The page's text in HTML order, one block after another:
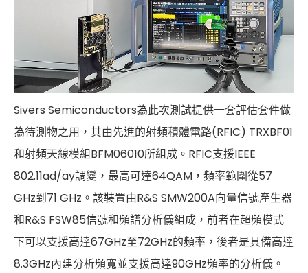
Sivers Semiconductors為此次測試提供一套評估套件做
為待測物之用，其由先進的射頻積體電路(RFIC) TRXBF01
和射頻天線模組BFM06010所組成。RFIC支援IEEE
802.11ad/ay調變，最高可達64QAM，頻率範圍從57
GHz到71 GHz。該裝置由R&S SMW200A向量信號產生器
和R&S FSW85信號和頻譜分析儀組成，前者在超頻模式
下可以支援高達67GHz至72GHz的頻率，後者是具備高達
8.3GHz內建分析頻寬並支援高達90GHz頻率的分析儀。